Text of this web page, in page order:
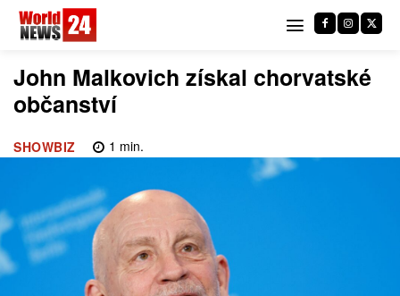
John Malkovich získal chorvatské
občanství
SHOWBIZ 1 min.